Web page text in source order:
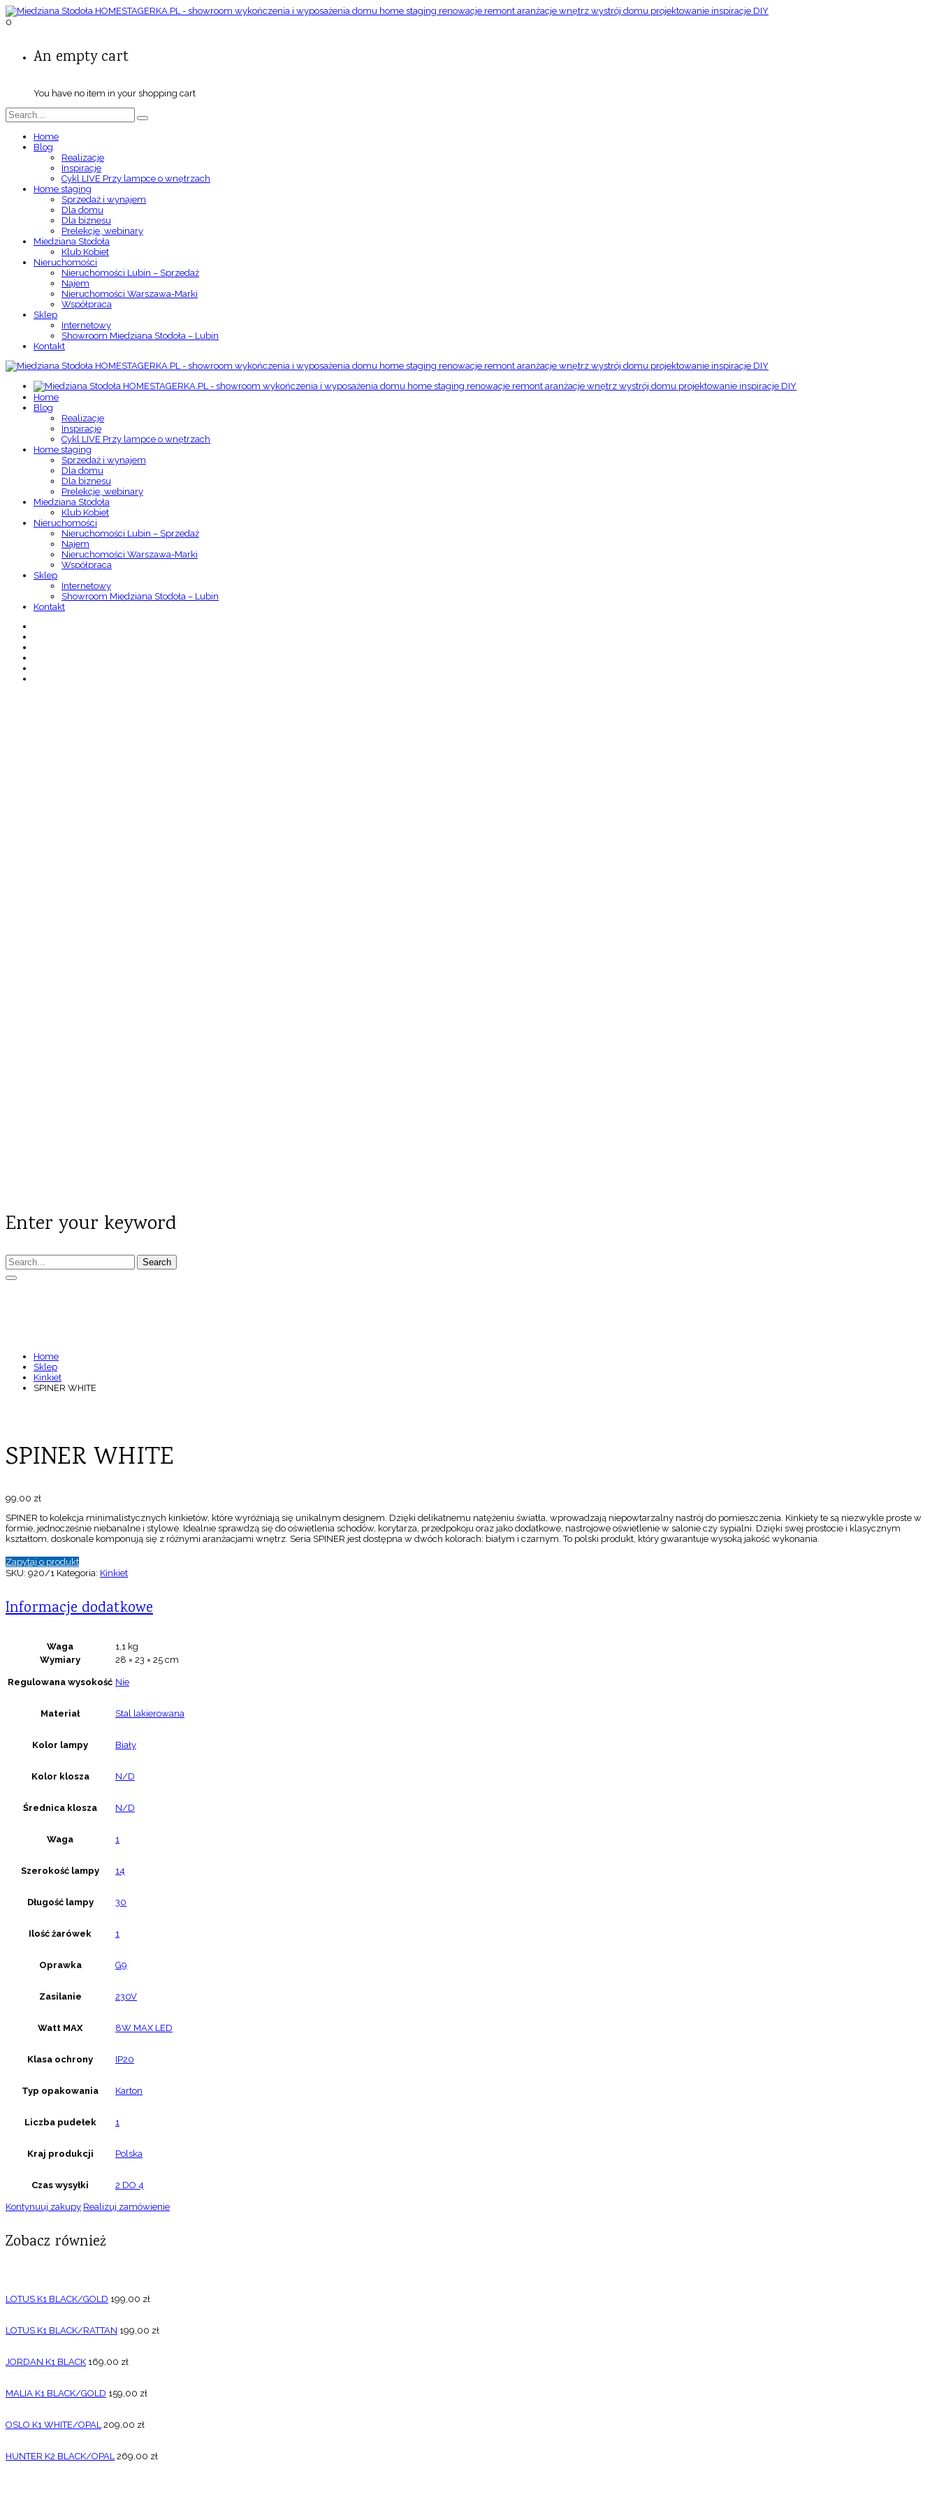
0
An empty cart
You have no item in your shopping cart
Home
Blog
Realizacje
Inspiracje
Cykl LIVE Przy lampce o wnętrzach
Home staging
Sprzedaż i wynajem
Dla domu
Dla biznesu
Prelekcje, webinary
Miedziana Stodoła
Klub Kobiet
Nieruchomości
Nieruchomości Lubin – Sprzedaż
Najem
Nieruchomości Warszawa-Marki
Współpraca
Sklep
Internetowy
Showroom Miedziana Stodoła – Lubin
Kontakt
Home
Blog
Realizacje
Inspiracje
Cykl LIVE Przy lampce o wnętrzach
Home staging
Sprzedaż i wynajem
Dla domu
Dla biznesu
Prelekcje, webinary
Miedziana Stodoła
Klub Kobiet
Nieruchomości
Nieruchomości Lubin – Sprzedaż
Najem
Nieruchomości Warszawa-Marki
Współpraca
Sklep
Internetowy
Showroom Miedziana Stodoła – Lubin
Kontakt
Enter your keyword
Search
Home
Sklep
Kinkiet
SPINER WHITE
SPINER WHITE
99,00 zł
SPINER to kolekcja minimalistycznych kinkietów, które wyróżniają się unikalnym designem. Dzięki delikatnemu natężeniu światła, wprowadzają niepowtarzalny nastrój do pomieszczenia. Kinkiety te są niezwykle proste w
formie, jednocześnie niebanalne i stylowe. Idealnie sprawdzą się do oświetlenia schodów, korytarza, przedpokoju oraz jako dodatkowe, nastrojowe oświetlenie w salonie czy sypialni. Dzięki swej prostocie i klasycznym
kształtom, doskonale komponują się z różnymi aranżacjami wnętrz. Seria SPINER jest dostępna w dwóch kolorach: białym i czarnym. To polski produkt, który gwarantuje wysoką jakość wykonania.
Zapytaj o produkt
SKU: 920/1 Kategoria: Kinkiet
Informacje dodatkowe
Waga
1,1 kg
Wymiary
28 × 23 × 25 cm
Regulowana wysokość Nie
Materiał Stal lakierowana
Kolor lampy Biały
Kolor klosza N/D
Średnica klosza N/D
Waga 1
Szerokość lampy 14
Długość lampy 30
Ilość żarówek 1
Oprawka G9
Zasilanie 230V
Watt MAX 8W MAX LED
Klasa ochrony IP20
Typ opakowania Karton
Liczba pudełek 1
Kraj produkcji Polska
Czas wysyłki 2 DO 4
Kontynuuj zakupy Realizuj zamówienie
Zobacz również
LOTUS K1 BLACK/GOLD 199,00 zł
LOTUS K1 BLACK/RATTAN 199,00 zł
JORDAN K1 BLACK 169,00 zł
MALIA K1 BLACK/GOLD 159,00 zł
OSLO K1 WHITE/OPAL 209,00 zł
HUNTER K2 BLACK/OPAL 269,00 zł